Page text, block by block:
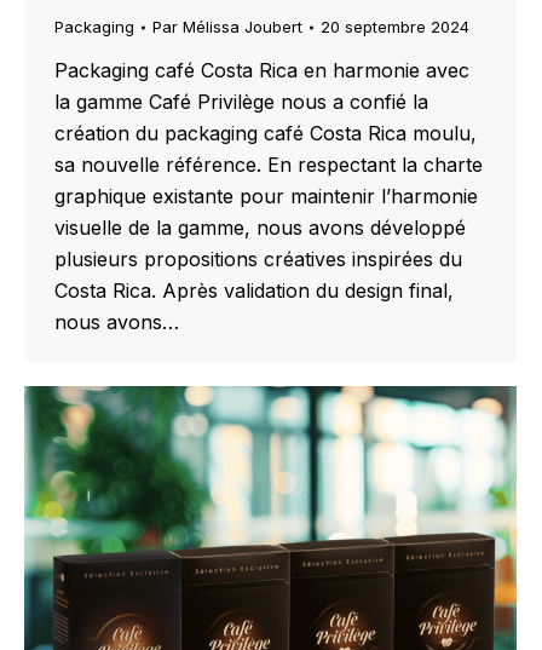
Packaging Par Mélissa Joubert 20 septembre 2024
Packaging café Costa Rica en harmonie avec
la gamme Café Privilège nous a confié la
création du packaging café Costa Rica moulu,
sa nouvelle référence. En respectant la charte
graphique existante pour maintenir l’harmonie
visuelle de la gamme, nous avons développé
plusieurs propositions créatives inspirées du
Costa Rica. Après validation du design final,
nous avons…